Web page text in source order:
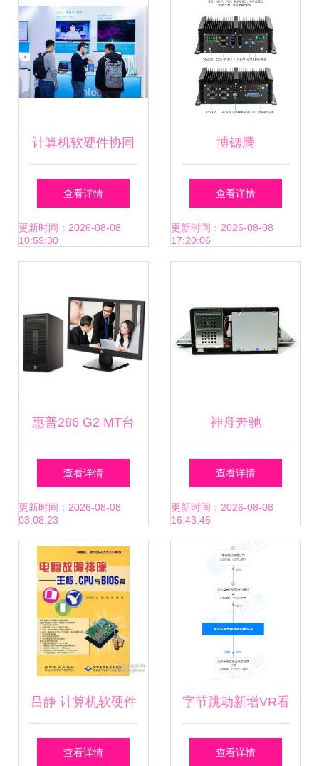
计算机软硬件协同
发展 驱动数字时代
的双引擎
查看详情
更新时间：2026-08-08
10:59:30
博锶腾
查看详情
更新时间：2026-08-08
17:20:06
惠普286 G2 MT台
式电脑评测 商务办
公的实用之选
查看详情
更新时间：2026-08-08
03:08:23
神舟奔驰
E500/E2200一体
电脑 高效能硬件与
稳定软件的完美融
合
查看详情
更新时间：2026-08-08
16:43:46
吕静 计算机软硬件
领域的专业探索与
查看详情
字节跳动新增VR看
房等多项专利，加
查看详情